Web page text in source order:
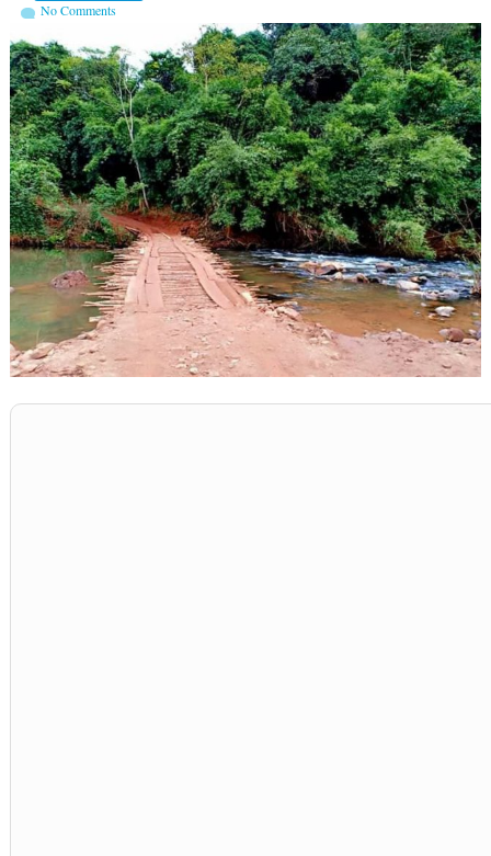
No Comments